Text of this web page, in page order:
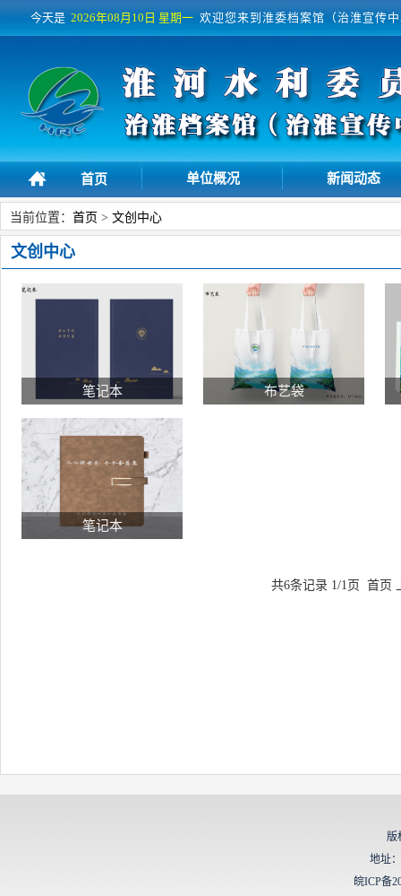
今天是 2026年08月10日 星期一 欢迎您来到淮委档案馆（治淮宣传
首页 单位概况 新闻动态
当前位置： 首页 > 文创中心
文创中心
笔记本 布艺袋
笔记本
共6条记录 1/1页 首页
版
地址
皖ICP备